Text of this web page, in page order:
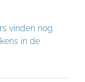
vinden nog
in de